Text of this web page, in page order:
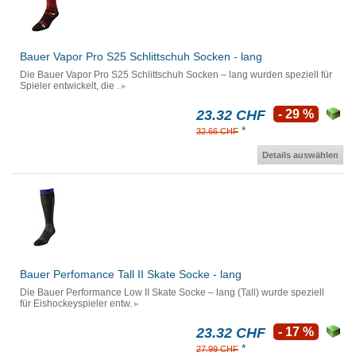
Bauer Vapor Pro S25 Schlittschuh Socken - lang
Die Bauer Vapor Pro S25 Schlittschuh Socken – lang wurden speziell für
Spieler entwickelt, die .
23.32 CHF
32.66 CHF *
- 29 %
Details auswählen
Bauer Perfomance Tall II Skate Socke - lang
Die Bauer Performance Low II Skate Socke – lang (Tall) wurde speziell
für Eishockeyspieler entw.
23.32 CHF
27.99 CHF *
- 17 %